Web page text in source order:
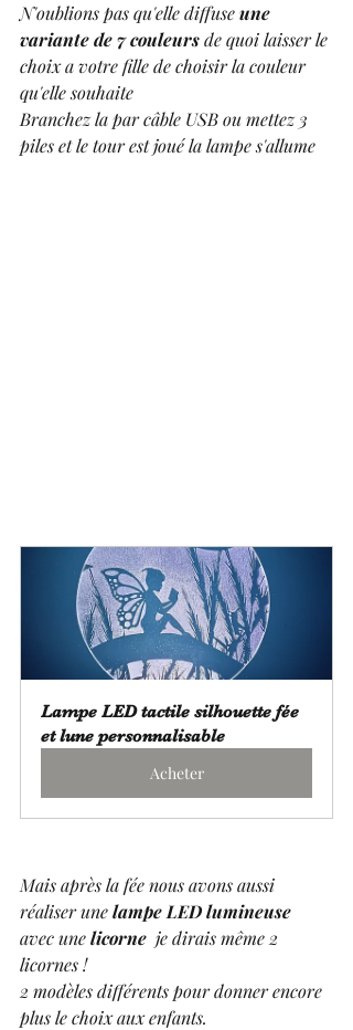
N'oublions pas qu'elle diffuse une
variante de 7 couleurs de quoi laisser le
choix a votre fille de choisir la couleur
qu'elle souhaite
Branchez la par câble USB ou mettez 3
piles et le tour est joué la lampe s'allume
Lampe LED tactile silhouette fée
et lune personnalisable
Acheter
Mais après la fée nous avons aussi
réaliser une lampe LED lumineuse
avec une licorne
  je dirais même 2
licornes !
2 modèles différents pour donner encore
plus le choix aux enfants.